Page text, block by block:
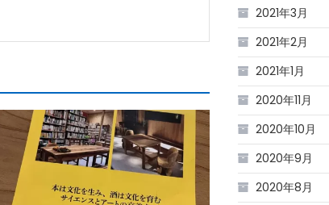
2021年3月
2021年2月
2021年1月
2020年11月
2020年10月
2020年9月
2020年8月